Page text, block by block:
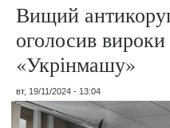
Вищий
оголосив
«Укрінмашу»
вт, 19/11/2024 - 13:04